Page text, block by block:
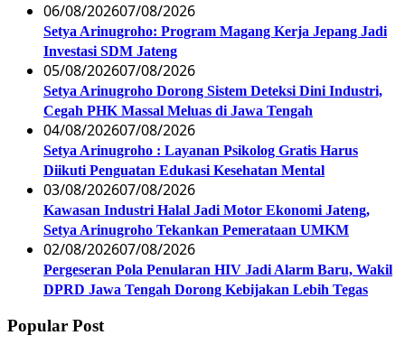
06/08/202607/08/2026
Setya Arinugroho: Program Magang Kerja Jepang Jadi
Investasi SDM Jateng
05/08/202607/08/2026
Setya Arinugroho Dorong Sistem Deteksi Dini Industri,
Cegah PHK Massal Meluas di Jawa Tengah
04/08/202607/08/2026
Setya Arinugroho : Layanan Psikolog Gratis Harus
Diikuti Penguatan Edukasi Kesehatan Mental
03/08/202607/08/2026
Kawasan Industri Halal Jadi Motor Ekonomi Jateng,
Setya Arinugroho Tekankan Pemerataan UMKM
02/08/202607/08/2026
Pergeseran Pola Penularan HIV Jadi Alarm Baru, Wakil
DPRD Jawa Tengah Dorong Kebijakan Lebih Tegas
Popular Post